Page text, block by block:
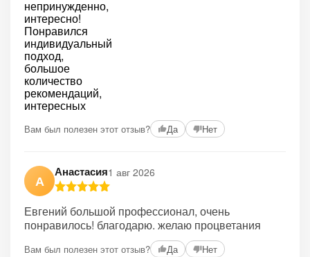
Вам был полезен этот отзыв? Да Нет
А
Анастасия1 авг 2026
Евгений большой профессионал, очень
понравилось! благодарю. желаю процветания
Вам был полезен этот отзыв? Да Нет